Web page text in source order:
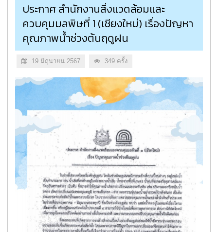
ประกาศ สำนักงานสิ่งแวดล้อมและ
ควบคุมมลพิษที่ 1 (เชียงใหม่) เรื่องปัญหา
คุณภาพน้ำช่วงต้นฤดูฝน
19 มิถุนายน 2567 349 ครั้ง